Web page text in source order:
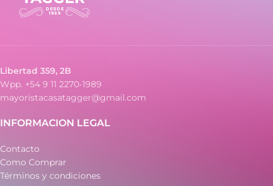
Libertad 359, 2B
Wpp. +54 9 11 2270-1989
mayoristacasatagger@gmail.com
INFORMACION LEGAL
Contacto
Como Comprar
Términos y condiciones